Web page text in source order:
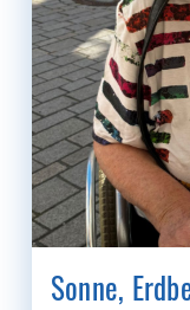
Sonne,